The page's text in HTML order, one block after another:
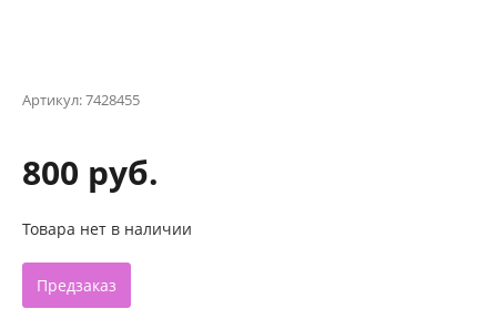
Артикул:7428455
800 руб.
Товара нет в наличии
Предзаказ